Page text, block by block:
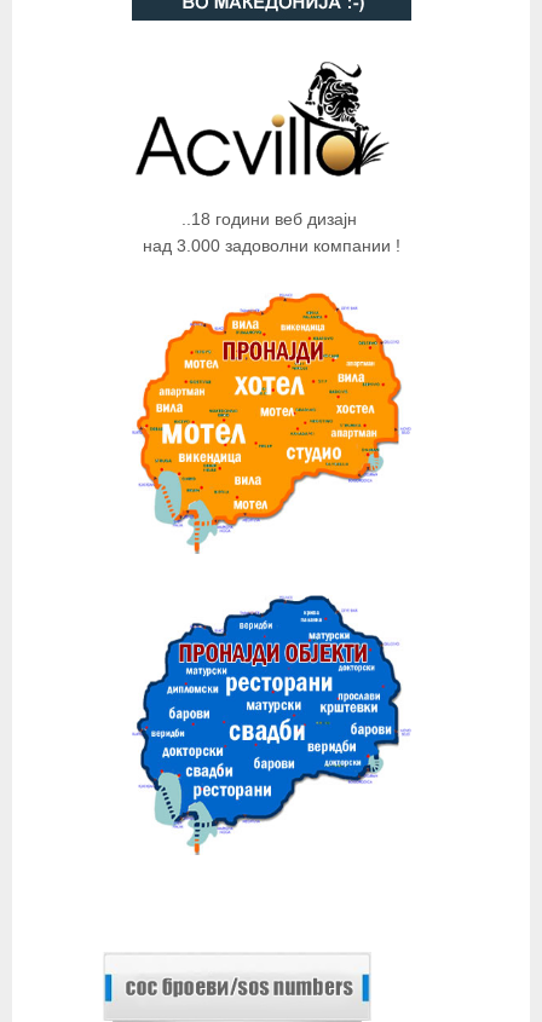
..18 години веб дизајн
над 3.000 задоволни компании !